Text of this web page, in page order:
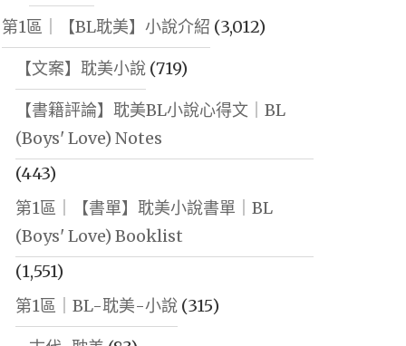
第1區｜【BL耽美】小說介紹 (3,012)
【文案】耽美小說(719)
【書籍評論】耽美BL小說心得文｜BL
(Boys' Love) Notes
(443)
第1區｜【書單】耽美小說書單｜BL
(Boys' Love) Booklist
(1,551)
第1區｜BL-耽美-小說(315)